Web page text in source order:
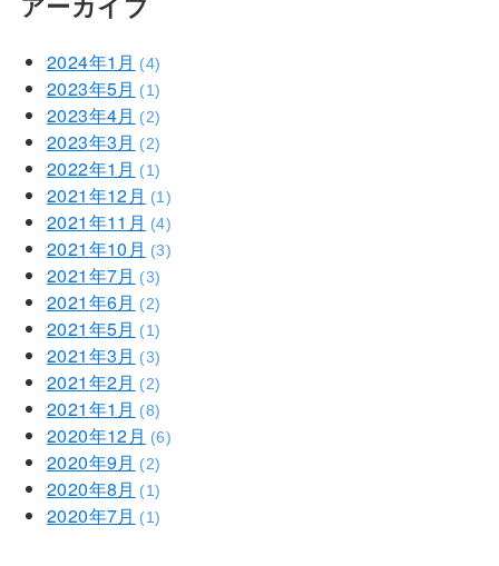
2024年1月 (4)
2023年5月 (1)
2023年4月 (2)
2023年3月 (2)
2022年1月 (1)
2021年12月 (1)
2021年11月 (4)
2021年10月 (3)
2021年7月 (3)
2021年6月 (2)
2021年5月 (1)
2021年3月 (3)
2021年2月 (2)
2021年1月 (8)
2020年12月 (6)
2020年9月 (2)
2020年8月 (1)
2020年7月 (1)